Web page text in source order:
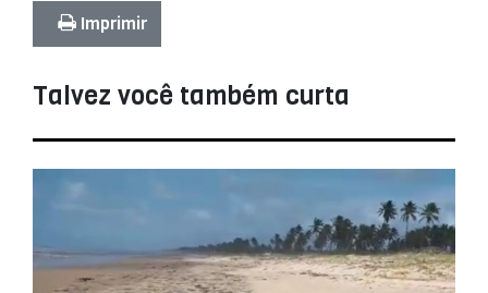
Imprimir
Talvez você também curta